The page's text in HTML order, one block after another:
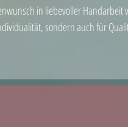
in liebevoller Handarbeit
sondern auch für